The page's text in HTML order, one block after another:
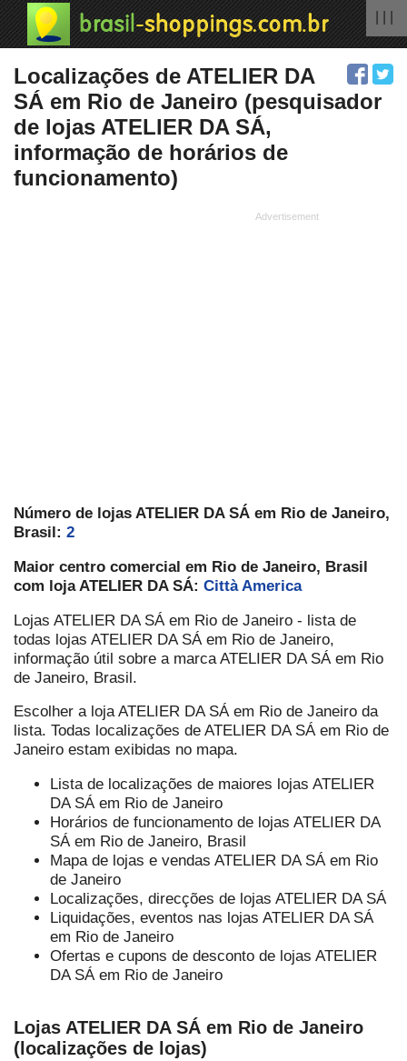
Localizações de ATELIER DA
SÁ em Rio de Janeiro (pesquisador
de lojas ATELIER DA SÁ,
informação de horários de
funcionamento)
Número de lojas ATELIER DA SÁ em Rio de Janeiro,
Brasil: 2
Maior centro comercial em Rio de Janeiro, Brasil
com loja ATELIER DA SÁ: Città America
Lojas ATELIER DA SÁ em Rio de Janeiro - lista de
todas lojas ATELIER DA SÁ em Rio de Janeiro,
informação útil sobre a marca ATELIER DA SÁ em Rio
de Janeiro, Brasil.
Escolher a loja ATELIER DA SÁ em Rio de Janeiro da
lista. Todas localizações de ATELIER DA SÁ em Rio de
Janeiro estam exibidas no mapa.
Lista de localizações de maiores lojas ATELIER
DA SÁ em Rio de Janeiro
Horários de funcionamento de lojas ATELIER DA
SÁ em Rio de Janeiro, Brasil
Mapa de lojas e vendas ATELIER DA SÁ em Rio
de Janeiro
Localizações, direcções de lojas ATELIER DA SÁ
Liquidações, eventos nas lojas ATELIER DA SÁ
em Rio de Janeiro
Ofertas e cupons de desconto de lojas ATELIER
DA SÁ em Rio de Janeiro
Lojas ATELIER DA SÁ em Rio de Janeiro
(localizações de lojas)